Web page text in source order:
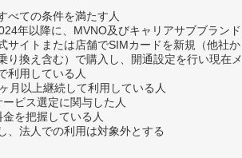
べての条件を満たす人
年以降に、MVNO及びキャリアサブブランド
サイトまたは店舗でSIMカードを新規（他社か
り換え含む）で購入し、開通設定を行い現在メ
利用している人
月以上継続して利用している人
ービス選定に関与した人
金を把握している人
、法人での利用は対象外とする